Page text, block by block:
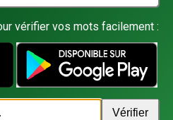
vérifier vos mots facilement :